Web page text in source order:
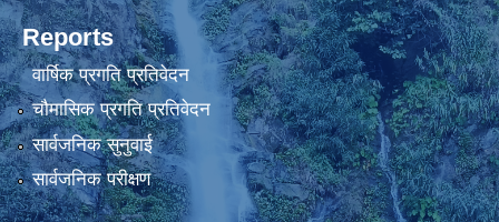
Reports
वार्षिक प्रगति प्रतिवेदन
चौमासिक प्रगति प्रतिवेदन
सार्वजनिक सुनुवाई
सार्वजनिक परीक्षण